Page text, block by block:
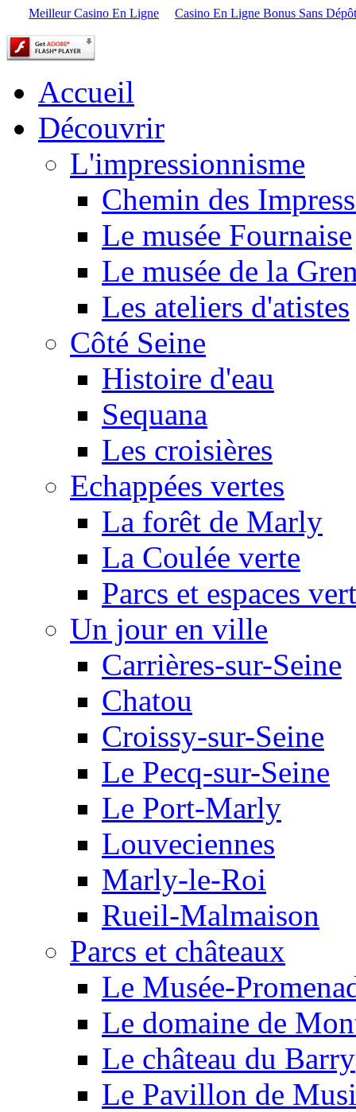
Meilleur Casino En Ligne Casino En Ligne Bonus Sans Dépôt
Accueil
Découvrir
L'impressionnisme
Chemin des
Le musée Fournaise
Le musée de la
Les ateliers d'atistes
Côté Seine
Histoire d'eau
Sequana
Les croisières
Echappées vertes
La forêt de Marly
La Coulée verte
Parcs et espaces
Un jour en ville
Carrières-sur-Seine
Chatou
Croissy-sur-Seine
Le Pecq-sur-Seine
Le Port-Marly
Louveciennes
Marly-le-Roi
Rueil-Malmaison
Parcs et châteaux
Le Musée-
Le domaine de
Le château du Barry
Le Pavillon de